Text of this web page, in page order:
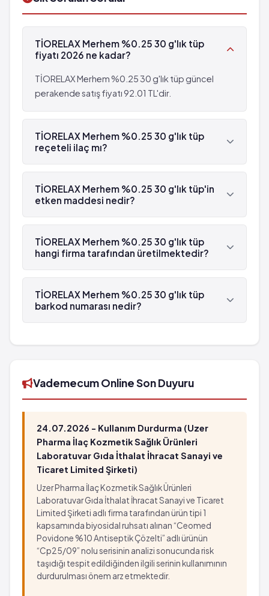
TİORELAX Merhem %0.25 30 g'lık tüp
fiyatı 2026 ne kadar?
TİORELAX Merhem %0.25 30 g'lık tüp güncel
perakende satış fiyatı 92.01 TL'dir.
TİORELAX Merhem %0.25 30 g'lık tüp
reçeteli ilaç mı?
Evet, TİORELAX Merhem %0.25 30 g'lık tüp beyaz
reçetelidir.
TİORELAX Merhem %0.25 30 g'lık tüp'in
etken maddesi nedir?
TİORELAX Merhem %0.25 30 g'lık tüp'in etken
maddesi Tiyokolşikosid 'dür.
TİORELAX Merhem %0.25 30 g'lık tüp
hangi firma tarafından üretilmektedir?
TİORELAX Merhem %0.25 30 g'lık tüp , Santa
Farma tarafından üretilmektedir.
TİORELAX Merhem %0.25 30 g'lık tüp
barkod numarası nedir?
numarası 8699566376135'tür.
Vademecum Online Son Duyuru
24.07.2026 - Kullanım Durdurma (Uzer
Pharma İlaç Kozmetik Sağlık Ürünleri
Laboratuvar Gıda İthalat İhracat Sanayi ve
Ticaret Limited Şirketi)
Uzer Pharma İlaç Kozmetik Sağlık Ürünleri
Laboratuvar Gıda İthalat İhracat Sanayi ve Ticaret
Limited Şirketi adlı firma tarafından ürün tipi 1
kapsamında biyosidal ruhsatı alınan “Ceomed
Povidone %10 Antiseptik Çözelti” adlı ürünün
“Cp25/09” nolu serisinin analizi sonucunda risk
taşıdığı tespit edildiğinden ilgili serinin kullanımının
durdurulması önem arz etmektedir.